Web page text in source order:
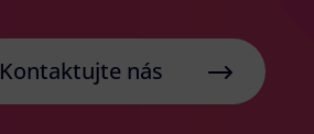
Kontaktujte nás